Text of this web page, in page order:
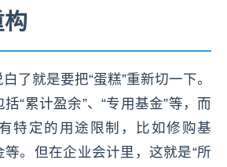
构
了就是要把“蛋糕”重新切一下。
“累计盈余”、“专用基金”等，而
特定的用途限制，比如修购基
。但在企业会计里，这就是“所